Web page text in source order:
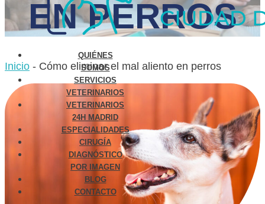
QUIÉNES
SOMOS
SERVICIOS
VETERINARIOS
VETERINARIOS
24H MADRID
ESPECIALIDADES
CIRUGÍA
DIAGNÓSTICO
POR IMAGEN
BLOG
CONTACTO
EN PERROS
Inicio - Cómo eliminar el mal aliento en perros